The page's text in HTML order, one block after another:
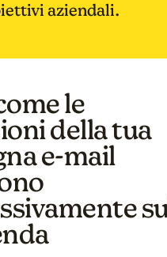
aziendali.
le
della tua
e-mail